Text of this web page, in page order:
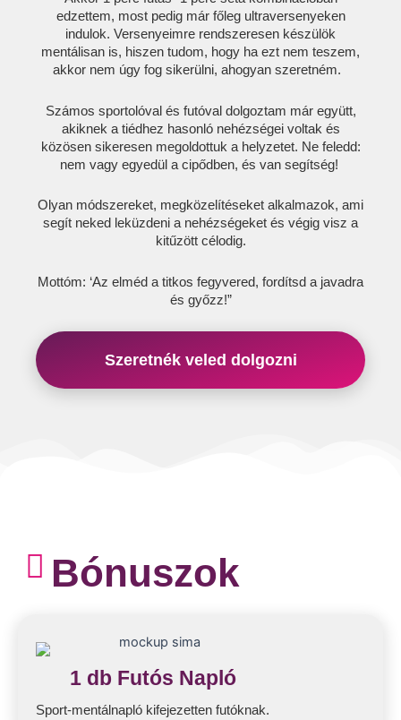
edzettem, most pedig már főleg ultraversenyeken
indulok. Versenyeimre rendszeresen készülök
mentálisan is, hiszen tudom, hogy ha ezt nem teszem,
akkor nem úgy fog sikerülni, ahogyan szeretném.
Számos sportolóval és futóval dolgoztam már együtt,
akiknek a tiédhez hasonló nehézségei voltak és
közösen sikeresen megoldottuk a helyzetet. Ne feledd:
nem vagy egyedül a cipődben, és van segítség!
Olyan módszereket, megközelítéseket alkalmazok, ami
segít neked leküzdeni a nehézségeket és végig visz a
kitűzött célodig.
Mottóm: ‘Az elméd a titkos fegyvered, fordítsd a javadra
és győzz!”
Szeretnék veled dolgozni
Bónuszok
1 db Futós Napló
Sport-mentálnapló kifejezetten futóknak.